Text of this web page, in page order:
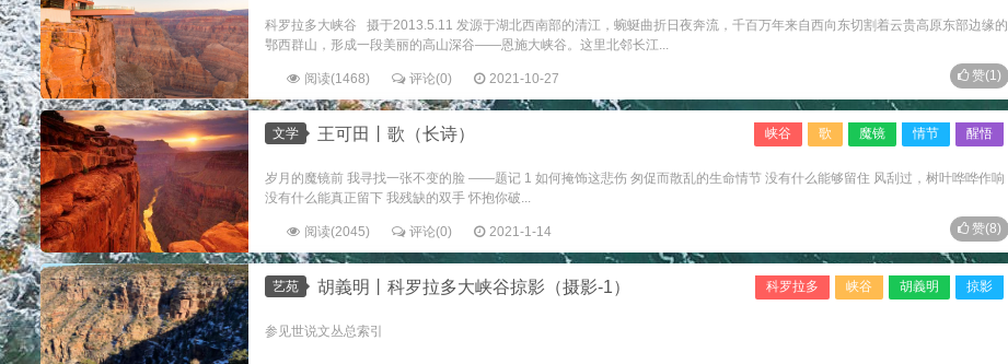
科罗拉多大峡谷 摄于2013.5.11 发源于湖北西南部的清江，蜿蜒曲折日夜奔流，千百万年来自西向东切割着云贵高原东部边缘的
鄂西群山，形成一段美丽的高山深谷——恩施大峡谷。这里北邻长江...
阅读(1468) 评论(0) 2021-10-27 赞(1)
文学 峡谷 歌 魔镜 情节 醒悟
王可田丨歌（长诗）
岁月的魔镜前 我寻找一张不变的脸 ——题记 1 如何掩饰这悲伤 匆促而散乱的生命情节 没有什么能够留住 风刮过，树叶哗哗作响
没有什么能真正留下 我残缺的双手 怀抱你破...
阅读(2045) 评论(0) 2021-1-14 赞(8)
艺苑 科罗拉多 峡谷 胡義明 掠影
胡義明丨科罗拉多大峡谷掠影（摄影-1）
参见世说文丛总索引